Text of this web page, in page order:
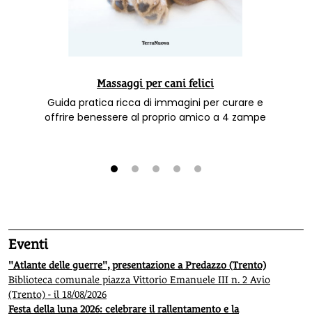
Massaggi per cani felici
Guida pratica ricca di immagini per curare e
offrire benessere al proprio amico a 4 zampe
Eventi
"Atlante delle guerre", presentazione a Predazzo (Trento)
Biblioteca comunale piazza Vittorio Emanuele III n. 2 Avio
(Trento) - il 18/08/2026
Festa della luna 2026: celebrare il rallentamento e la